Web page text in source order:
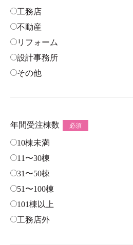
工務店
不動産
リフォーム
設計事務所
その他
年間受注棟数 必須
10棟未満
11〜30棟
31〜50棟
51〜100棟
101棟以上
工務店外